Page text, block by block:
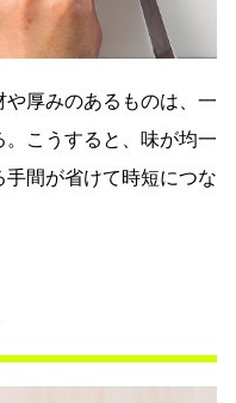
厚みのあるものは、一
こうすると、味が均一
間が省けて時短につな